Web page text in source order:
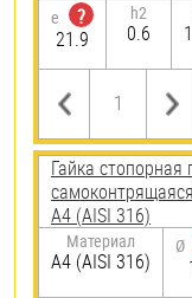
e
?
21.9
h2
0.6
Гайка
A4 (AISI 316)
Материал
A4 (AISI 316)
Ø